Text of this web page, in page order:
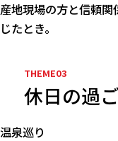
産地現場の方と信頼
じたとき。
休日の過
温泉巡り